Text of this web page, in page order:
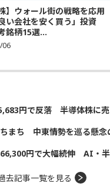
】ウォール街の戦略を応用
い会社を安く買う」投資
銘柄15選...
06
円で反落 半導体株に
ちまち 中東情勢を巡る懸
66,300円で大幅続伸 AI・
去記事一覧を見る